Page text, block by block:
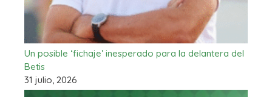
Un posible ‘fichaje’ inesperado para la delantera del
Betis
31 julio, 2026